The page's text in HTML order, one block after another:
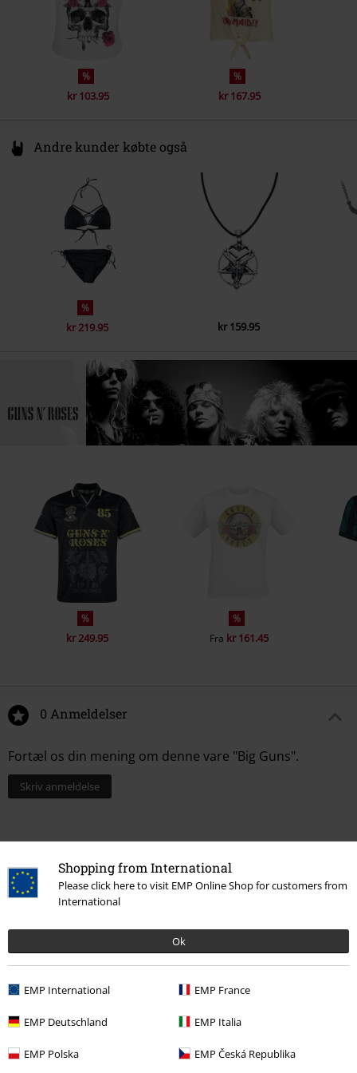
Shopping from International
Please click here to visit EMP Online Shop for customers from
International
Ok
EMP International EMP France
EMP Deutschland EMP Italia
EMP Polska EMP Česká Republika
%
kr 103.95
%
kr 167.95
Andre kunder købte også
%
kr 219.95 kr 159.95
%
kr 249.95
%
Fra kr 161.45
0 Anmeldelser
Fortæl os din mening om denne vare "Big Guns".
Skriv anmeldelse
Senest besøgt